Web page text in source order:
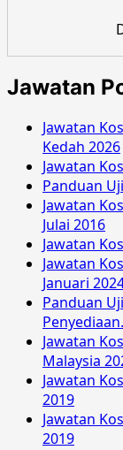
Awam
Gred
H11
Jun
Jawatan
Jawatan
Kedah 2026
Jawatan
Panduan
Jawatan
Julai 2016
Jawatan
Jawatan
Januari
Panduan
Jawatan
Malaysia
Jawatan
2019
Jawatan
2019